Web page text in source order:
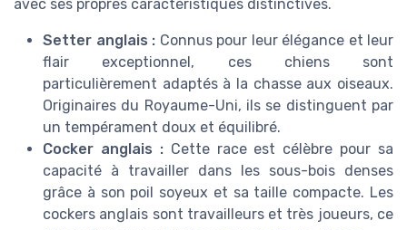
avec ses propres caractéristiques distinctives.
Setter anglais : Connus pour leur élégance et leur
flair exceptionnel, ces chiens sont
particulièrement adaptés à la chasse aux oiseaux.
Originaires du Royaume-Uni, ils se distinguent par
un tempérament doux et équilibré.
Cocker anglais :Cette race est célèbre pour sa
capacité à travailler dans les sous-bois denses
grâce à son poil soyeux et sa taille compacte. Les
cockers anglais sont travailleurs et très joueurs, ce